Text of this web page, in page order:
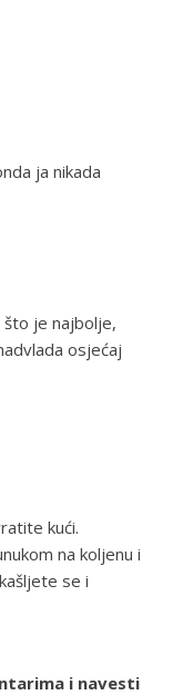
ja nikada
što je najbolje,
osjećaj
kući.
na koljenu i
se i
i navesti